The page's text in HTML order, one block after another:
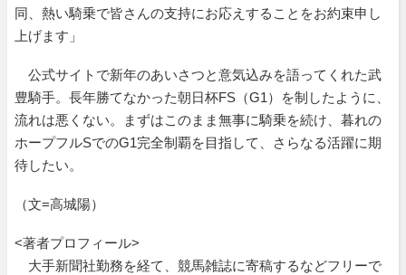
同、熱い騎乗で皆さんの支持にお応えすることをお約束申し
上げます」
公式サイトで新年のあいさつと意気込みを語ってくれた武
豊騎手。長年勝てなかった朝日杯FS（G1）を制したように、
流れは悪くない。まずはこのまま無事に騎乗を続け、暮れの
ホープフルSでのG1完全制覇を目指して、さらなる活躍に期
待したい。
（文=高城陽）
<著者プロフィール>
大手新聞社勤務を経て、競馬雑誌に寄稿するなどフリーで